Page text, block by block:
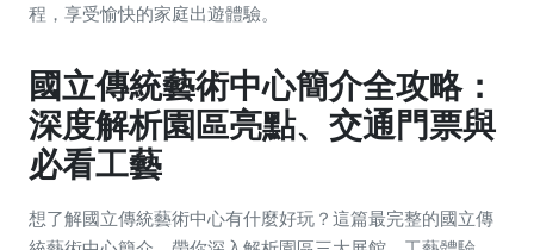
程，享受愉快的家庭出遊體驗。
國立傳統藝術中心簡介全攻略：
深度解析園區亮點、交通門票與
必看工藝
想了解國立傳統藝術中心有什麼好玩？這篇最完整的國立傳